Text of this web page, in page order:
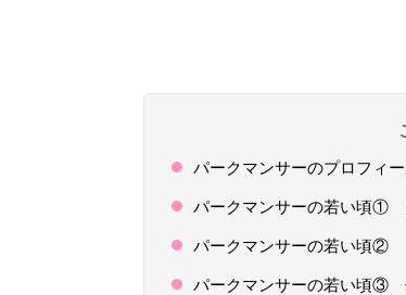
パークマンサーのプロフィ
パークマンサーの若い頃①
パークマンサーの若い頃②
パークマンサーの若い頃③